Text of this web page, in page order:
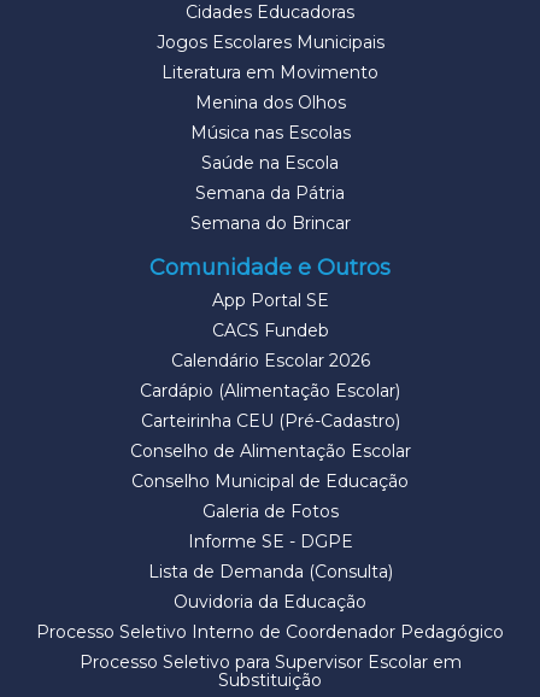
Cidades Educadoras
Jogos Escolares Municipais
Literatura em Movimento
Menina dos Olhos
Música nas Escolas
Saúde na Escola
Semana da Pátria
Semana do Brincar
Comunidade e Outros
App Portal SE
CACS Fundeb
Calendário Escolar 2026
Cardápio (Alimentação Escolar)
Carteirinha CEU (Pré-Cadastro)
Conselho de Alimentação Escolar
Conselho Municipal de Educação
Galeria de Fotos
Informe SE - DGPE
Lista de Demanda (Consulta)
Ouvidoria da Educação
Processo Seletivo Interno de Coordenador Pedagógico
Processo Seletivo para Supervisor Escolar em
Substituição